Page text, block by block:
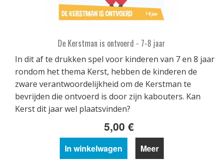
De Kerstman is ontvoerd - 7-8 jaar
In dit af te drukken spel voor kinderen van 7 en 8 jaar
rondom het thema Kerst, hebben de kinderen de
zware verantwoordelijkheid om de Kerstman te
bevrijden die ontvoerd is door zijn kabouters. Kan
Kerst dit jaar wel plaatsvinden?
5,00 €
In winkelwagen Meer